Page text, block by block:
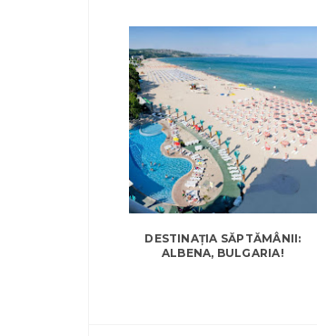
DESTINAȚIA SĂPTĂMÂNII:
ALBENA, BULGARIA!